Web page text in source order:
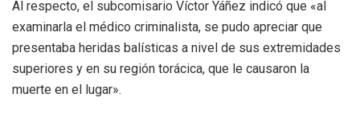
Al respecto, el subcomisario Víctor Yáñez indicó que «al
examinarla el médico criminalista, se pudo apreciar que
presentaba heridas balísticas a nivel de sus extremidades
superiores y en su región torácica, que le causaron la
muerte en el lugar».